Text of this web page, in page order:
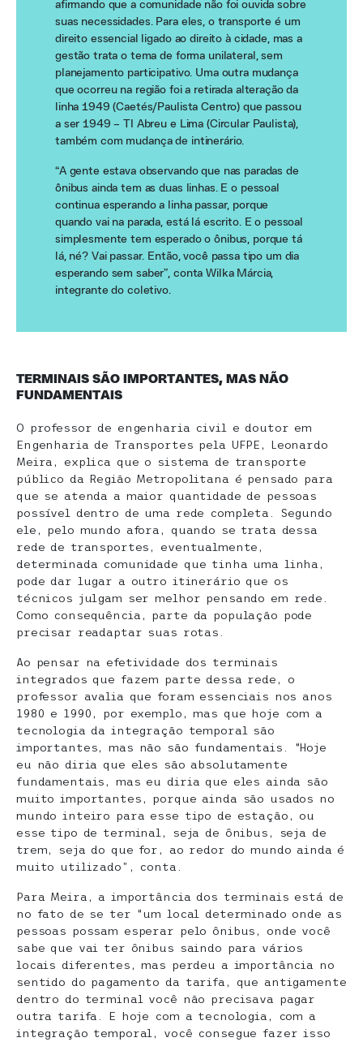
afirmando que a comunidade não foi ouvida sobre
suas necessidades. Para eles, o transporte é um
direito essencial ligado ao direito à cidade, mas a
gestão trata o tema de forma unilateral, sem
planejamento participativo. Uma outra mudança
que ocorreu na região foi a retirada alteração da
linha 1949 (Caetés/Paulista Centro) que passou
a ser 1949 – TI Abreu e Lima (Circular Paulista),
também com mudança de intinerário.
“A gente estava observando que nas paradas de
ônibus ainda tem as duas linhas. E o pessoal
continua esperando a linha passar, porque
quando vai na parada, está lá escrito. E o pessoal
simplesmente tem esperado o ônibus, porque tá
lá, né? Vai passar. Então, você passa tipo um dia
esperando sem saber”, conta Wilka Márcia,
integrante do coletivo.
TERMINAIS SÃO IMPORTANTES, MAS NÃO
FUNDAMENTAIS
O professor de engenharia civil e doutor em
Engenharia de Transportes pela UFPE, Leonardo
Meira, explica que o sistema de transporte
público da Região Metropolitana é pensado para
que se atenda a maior quantidade de pessoas
possível dentro de uma rede completa. Segundo
ele, pelo mundo afora, quando se trata dessa
rede de transportes, eventualmente,
determinada comunidade que tinha uma linha,
pode dar lugar a outro itinerário que os
técnicos julgam ser melhor pensando em rede.
Como consequência, parte da população pode
precisar readaptar suas rotas.
Ao pensar na efetividade dos terminais
integrados que fazem parte dessa rede, o
professor avalia que foram essenciais nos anos
1980 e 1990, por exemplo, mas que hoje com a
tecnologia da integração temporal são
importantes, mas não são fundamentais. “Hoje
eu não diria que eles são absolutamente
fundamentais, mas eu diria que eles ainda são
muito importantes, porque ainda são usados no
mundo inteiro para esse tipo de estação, ou
esse tipo de terminal, seja de ônibus, seja de
trem, seja do que for, ao redor do mundo ainda é
muito utilizado”, conta.
Para Meira, a importância dos terminais está de
no fato de se ter “um local determinado onde as
pessoas possam esperar pelo ônibus, onde você
sabe que vai ter ônibus saindo para vários
locais diferentes, mas perdeu a importância no
sentido do pagamento da tarifa, que antigamente
dentro do terminal você não precisava pagar
outra tarifa. E hoje com a tecnologia, com a
integração temporal, você consegue fazer isso